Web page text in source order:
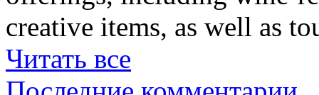
creative items, as well as
Читать все